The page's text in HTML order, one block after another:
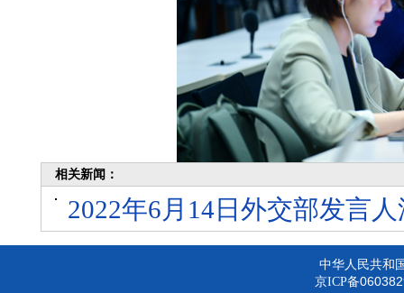
相关新闻：
2022年6月14日外交部发言
中华人民共和
京ICP备